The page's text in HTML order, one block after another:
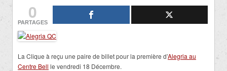
0
PARTAGES
La Clique à reçu une paire de billet pour la première d’Alegria au
Centre Bell le vendredi 18 Décembre.